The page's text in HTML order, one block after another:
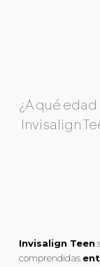
¿A qué
Invisalign
Invisalign Teen
comprendidas